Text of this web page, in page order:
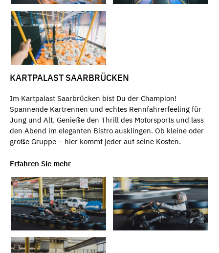
KARTPALAST SAARBRÜCKEN
Im Kartpalast Saarbrücken bist Du der Champion!
Spannende Kartrennen und echtes Rennfahrerfeeling für
Jung und Alt. Genieße den Thrill des Motorsports und lass
den Abend im eleganten Bistro ausklingen. Ob kleine oder
große Gruppe – hier kommt jeder auf seine Kosten.
Erfahren Sie mehr